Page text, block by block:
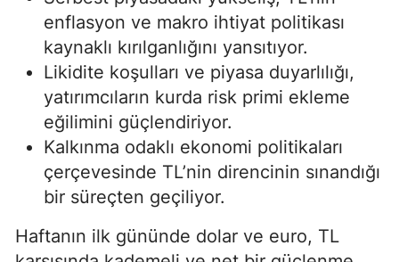
enflasyon ve makro ihtiyat politikası
kaynaklı kırılganlığını yansıtıyor.
Likidite koşulları ve piyasa duyarlılığı,
yatırımcıların kurda risk primi ekleme
eğilimini güçlendiriyor.
Kalkınma odaklı ekonomi politikaları
çerçevesinde TL’nin direncinin sınandığı
bir süreçten geçiliyor.
Haftanın ilk gününde dolar ve euro, TL